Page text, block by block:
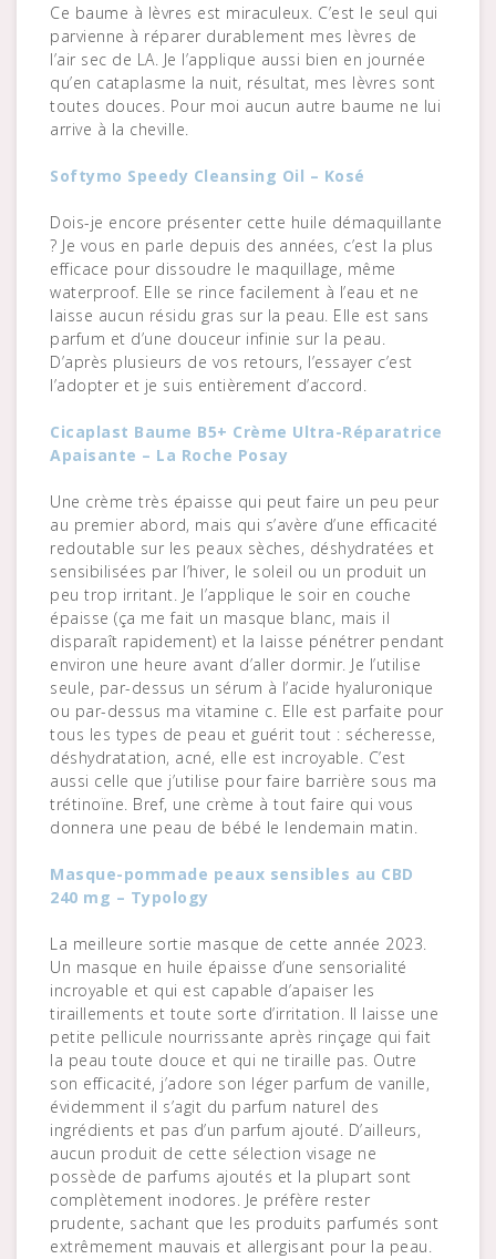
Ce baume à lèvres est miraculeux. C’est le seul qui
parvienne à réparer durablement mes lèvres de
l’air sec de LA. Je l’applique aussi bien en journée
qu’en cataplasme la nuit, résultat, mes lèvres sont
toutes douces. Pour moi aucun autre baume ne lui
arrive à la cheville.
Softymo Speedy Cleansing Oil – Kosé
Dois-je encore présenter cette huile démaquillante
? Je vous en parle depuis des années, c’est la plus
efficace pour dissoudre le maquillage, même
waterproof. Elle se rince facilement à l’eau et ne
laisse aucun résidu gras sur la peau. Elle est sans
parfum et d’une douceur infinie sur la peau.
D’après plusieurs de vos retours, l’essayer c’est
l’adopter et je suis entièrement d’accord.
Cicaplast Baume B5+ Crème Ultra-Réparatrice
Apaisante – La Roche Posay
Une crème très épaisse qui peut faire un peu peur
au premier abord, mais qui s’avère d’une efficacité
redoutable sur les peaux sèches, déshydratées et
sensibilisées par l’hiver, le soleil ou un produit un
peu trop irritant. Je l’applique le soir en couche
épaisse (ça me fait un masque blanc, mais il
disparaît rapidement) et la laisse pénétrer pendant
environ une heure avant d’aller dormir. Je l’utilise
seule, par-dessus un sérum à l’acide hyaluronique
ou par-dessus ma vitamine c. Elle est parfaite pour
tous les types de peau et guérit tout : sécheresse,
déshydratation, acné, elle est incroyable. C’est
aussi celle que j’utilise pour faire barrière sous ma
trétinoïne. Bref, une crème à tout faire qui vous
donnera une peau de bébé le lendemain matin.
Masque-pommade peaux sensibles au CBD
240 mg – Typology
La meilleure sortie masque de cette année 2023.
Un masque en huile épaisse d’une sensorialité
incroyable et qui est capable d’apaiser les
tiraillements et toute sorte d’irritation. Il laisse une
petite pellicule nourrissante après rinçage qui fait
la peau toute douce et qui ne tiraille pas. Outre
son efficacité, j’adore son léger parfum de vanille,
évidemment il s’agit du parfum naturel des
ingrédients et pas d’un parfum ajouté. D’ailleurs,
aucun produit de cette sélection visage ne
possède de parfums ajoutés et la plupart sont
complètement inodores. Je préfère rester
prudente, sachant que les produits parfumés sont
extrêmement mauvais et allergisant pour la peau.